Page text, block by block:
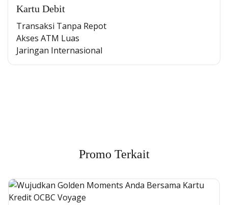
Kartu Debit
Transaksi Tanpa Repot
Akses ATM Luas
Jaringan Internasional
Cross Selling Banner Global
Promo Terkait